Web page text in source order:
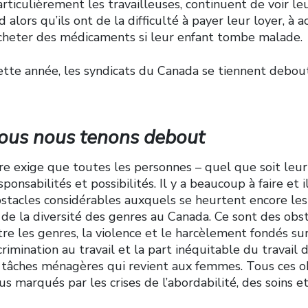
les travailleuses, continuent de voir
alors qu’ils ont de la difficulté à payer leur loyer, à
des médicaments si leur enfant tombe malade.
année, les syndicats du Canada se tiennent
nous tenons debout
exige que toutes les personnes – quel que soit
et possibilités. Il y a beaucoup à faire et
considérables auxquels se heurtent encore
la diversité des genres au Canada. Ce sont des
les genres, la violence et le harcèlement fondés
au travail et la part inéquitable du travail
ménagères qui revient aux femmes. Tous ces
marqués par les crises de l’abordabilité, des soins